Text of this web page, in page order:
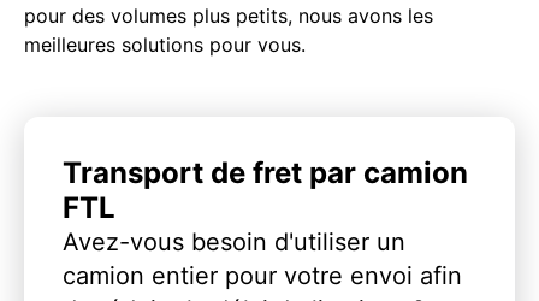
pour des volumes plus petits, nous avons les
meilleures solutions pour vous.
Transport de fret par camion
FTL
Avez-vous besoin d'utiliser un
camion entier pour votre envoi afin